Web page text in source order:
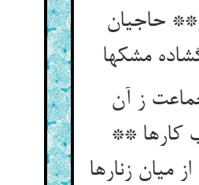
** حاجیان
مشکها
ز آن
کارها **
میان زنارها